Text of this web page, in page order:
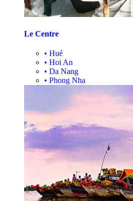
Le Centre
• Hué
• Hoi An
• Da Nang
• Phong Nha